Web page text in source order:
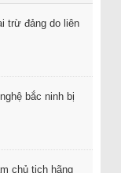
trừ đảng do liên
bắc ninh bị
chủ tịch hãng